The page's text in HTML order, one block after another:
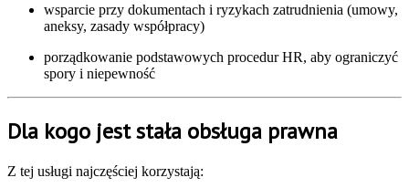
wsparcie przy dokumentach i ryzykach zatrudnienia (umowy,
aneksy, zasady współpracy)
porządkowanie podstawowych procedur HR, aby ograniczyć
spory i niepewność
Dla kogo jest stała obsługa prawna
Z tej usługi najczęściej korzystają: